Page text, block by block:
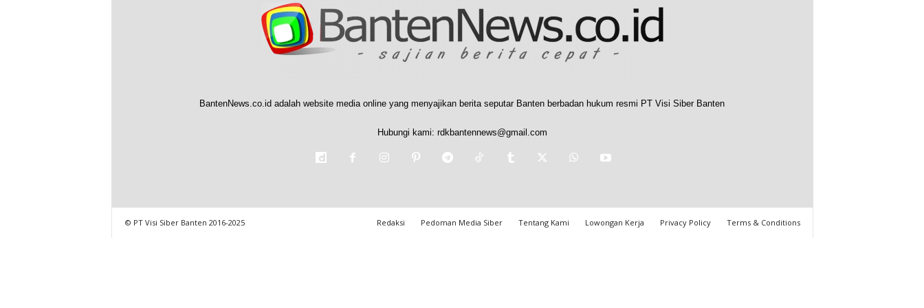
BantenNews.co.id adalah website media online yang menyajikan berita seputar Banten berbadan hukum resmi PT Visi Siber Banten
Hubungi kami: rdkbantennews@gmail.com
Redaksi Pedoman Media Siber Tentang Kami Lowongan Kerja Privacy Policy Terms & Conditions
© PT Visi Siber Banten 2016-2025